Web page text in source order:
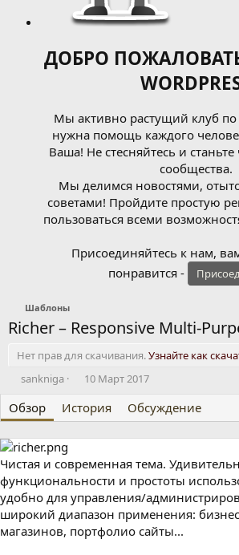
ДОБРО
Мы активно растущий клуб по
нужна помощь каждого
Ваша! Не стесняйтесь и
сообщества.
Мы делимся новостями,
советами! Пройдите простую
пользоваться всеми
Присоединяйтесь к нам,
понравится -
Шаблоны
Richer – Responsive Multi-
Нет прав для скачивания.Узнайте как
А
т
о
р
sankniga
Д
т
а
с
з
д
а
н
и
я
10 Март 2017
Обзор История Обсуждение
Чистая и современная тема.
функциональности и простоты
удобно для управления/
широкий диапазон применения:
магазинов, портфолио сайты...